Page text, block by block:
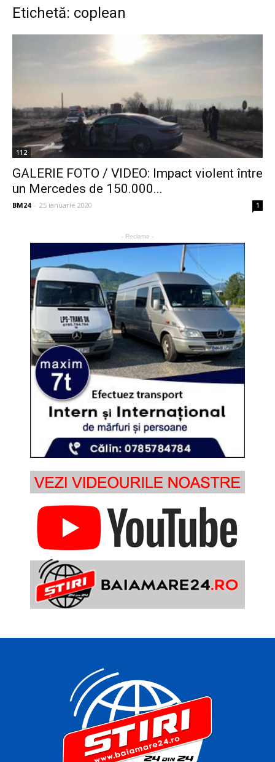
Etichetă: coplean
112
GALERIE FOTO / VIDEO: Impact violent între
un Mercedes de 150.000...
BM24 - 25 ianuarie 2020 1
- Reclame -